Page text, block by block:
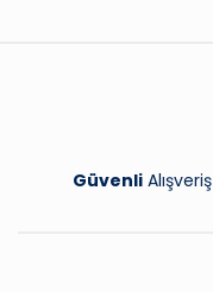
Güvenli Alışveriş